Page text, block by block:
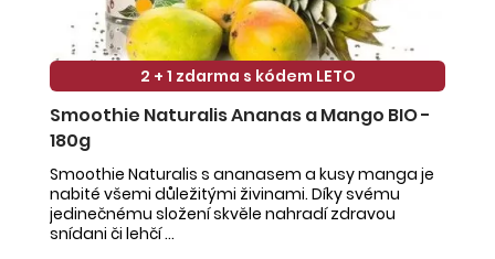
2 + 1 zdarma s kódem LETO
Smoothie Naturalis Ananas a Mango BIO -
180g
Smoothie Naturalis s ananasem a kusy manga je
nabité všemi důležitými živinami. Díky svému
jedinečnému složení skvěle nahradí zdravou
snídani či lehčí ...